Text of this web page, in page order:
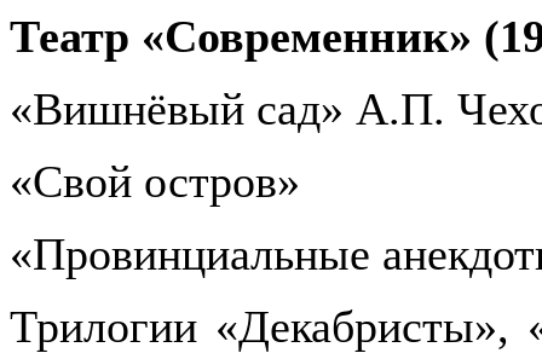
Театр «Современник»
«Вишнёвый сад» А.П.
«Свой остров»
«Провинциальные
Трилогии «Декабристы»,